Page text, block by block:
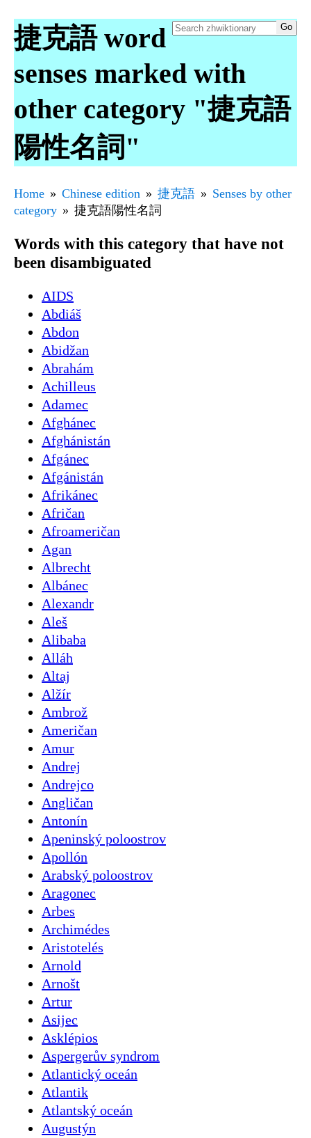
捷克語 word
senses marked with
other category "捷克語
陽性名詞"
Home Chinese edition 捷克語
Senses by other
category
捷克語陽性名詞
Words with this category that have not
been disambiguated
AIDS
Abdiáš
Abdon
Abidžan
Abrahám
Achilleus
Adamec
Afghánec
Afghánistán
Afgánec
Afgánistán
Afrikánec
Afričan
Afroameričan
Agan
Albrecht
Albánec
Alexandr
Aleš
Alibaba
Alláh
Altaj
Alžír
Ambrož
Američan
Amur
Andrej
Andrejco
Angličan
Antonín
Apeninský poloostrov
Apollón
Arabský poloostrov
Aragonec
Arbes
Archimédes
Aristotelés
Arnold
Arnošt
Artur
Asijec
Asklépios
Aspergerův syndrom
Atlantický oceán
Atlantik
Atlantský oceán
Augustýn